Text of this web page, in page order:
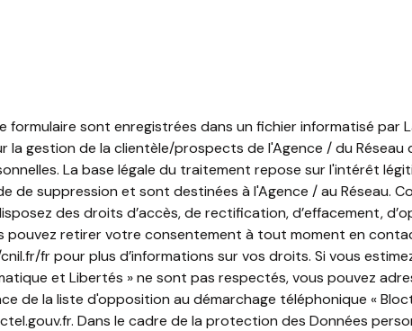
Vous pouvez retirer votre consentement à tout moment en contactant directement
après avoir contacté l'Agence / le Réseau, que vos droits « Informatique et Libertés » ne
formulaire sont enregistrées dans un fichier informatisé par
gestion de la clientèle/prospects de l'Agence / du Réseau
La base légale du traitement repose sur l'intérêt
de suppression et sont destinées à l'Agence / au Réseau.
des droits d’accès, de rectification, d’effacement,
pouvez retirer votre consentement à tout moment en
frpour plus d’informations sur vos droits. Si vous
et Libertés » ne sont pas respectés, vous pouvez
de la liste d'opposition au démarchage téléphonique «
. Dans le cadre de la protection des Données